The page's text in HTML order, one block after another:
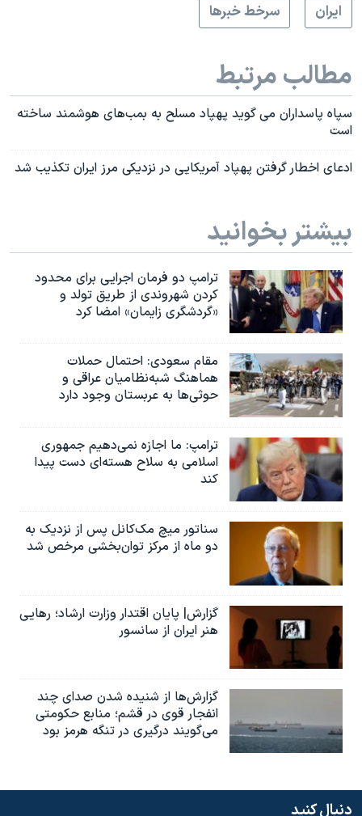
ايران
سرخط خبرها
مطالب مرتبط
سپاه پاسداران می گوید پهپاد مسلح به بمب‌های هوشمند ساخته
است
ادعای اخطار گرفتن پهپاد آمریکایی در نزدیکی مرز ایران تکذیب شد
بیشتر بخوانید
ترامپ دو فرمان اجرایی برای محدود
کردن شهروندی از طریق تولد و
«گردشگری زایمان» امضا کرد
مقام سعودی: احتمال حملات
هماهنگ شبه‌نظامیان عراقی و
حوثی‌ها به عربستان وجود دارد
ترامپ: ما اجازه نمی‌دهیم جمهوری
اسلامی به سلاح هسته‌ای دست پیدا
کند
سناتور میچ مک‌کانل پس از نزدیک به
دو ماه از مرکز توان‌بخشی مرخص شد
گزارش| پایان اقتدار وزارت ارشاد؛ رهایی
هنر ایران از سانسور
گزارش‌ها از شنیده شدن صدای چند
انفجار قوی در قشم؛ منابع حکومتی
می‌گویند درگیری در تنگه هرمز بود
دنبال کنید